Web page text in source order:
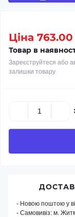
Ціна
Товар в
Зареєструйтеся або
залишки товару
- Новою поштою у
- Самовивіз: м.